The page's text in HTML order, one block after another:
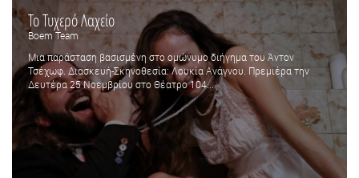
Το Τυχερό Λαχείο
Boem Team
Μια παράσταση βασισμένη στο ομώνυμο διήγημα του Άντον
Τσέχωφ. Διασκευή-Σκηνοθεσία: Λουκία Ανάγνου. Πρεμιέρα την
Δευτέρα 25 Νοεμβρίου στο Θέατρο 104...